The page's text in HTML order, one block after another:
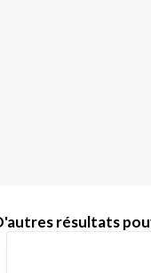
résultats